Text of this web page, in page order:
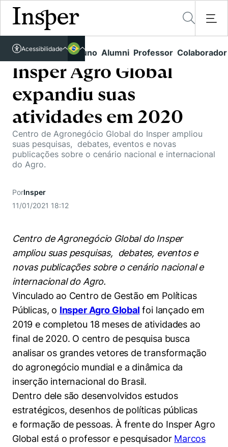
Links rápidos Aluno Alumni Professor Colaborador
Acessibilidade
Acessível em libras
Graduação
Todas as Engenharias
Engenharia de Computação
Engenharia de Produção
Engenharia Mecânica
Engenharia Mecatrônica
Pós-Graduação
Economia
Finanças
Negócios
Educação Executiva
Busca por Áreas de Conhecimento
Quem Somos
O Insper
Campus
Internacional
Student Life
Núcleo de Carreiras
Prêmio Duda Ermírio de Moraes
Como funciona
Resolução Eficaz de Problemas
Oportunidade de Negócios
Women in Action
Trabalhe conosco
Sala de Imprensa
Comunidade Transforme
Missão
Projetos Sociais
Pesquisa
Pesquisa no Insper
Cátedras
Biblioteca Telles
Repositório Institucional
Pesquisa na Graduação
Seminários Acadêmicos
Comitê de Ética em Pesquisa
Conteúdos
Eventos
Notícias
Youtube
Linkedin
Engenharia e Ciência da Computação
Direito
Corpo Docente
Busca por docentes
Áreas de Conhecimento
Prêmios de Excelência
Ensino e aprendizagem
Fale Conosco
Atendimento
Visite o Insper
Canal de Ética
Ouvidoria
Portal da Privacidade
Insper Agro Global
expandiu suas
atividades em 2020
Centro de Agronegócio Global do Insper ampliou
suas pesquisas, debates, eventos e novas
publicações sobre o cenário nacional e internacional
do Agro.
PorInsper
11/01/2021 18:12
Centro de Agronegócio Global do Insper
ampliou suas pesquisas, debates, eventos e
novas publicações sobre o cenário nacional e
internacional do Agro.
Vinculado ao Centro de Gestão em Políticas
Públicas, o Insper Agro Global foi lançado em
2019 e completou 18 meses de atividades ao
final de 2020. O centro de pesquisa busca
analisar os grandes vetores de transformação
do agronegócio mundial e a dinâmica da
inserção internacional do Brasil.
Dentro dele são desenvolvidos estudos
estratégicos, desenhos de políticas públicas
e formação de pessoas. À frente do Insper Agro
Global está o professor e pesquisador Marcos